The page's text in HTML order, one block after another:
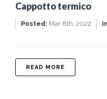
Cappotto termico
Posted: Mar 8th, 2022
READ MORE